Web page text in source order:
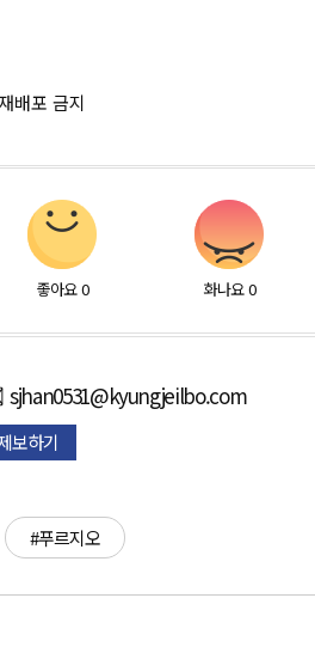
배포 금지
좋아요 0 화나요 0
sjhan0531@kyungjeilbo.com
보하기
#푸르지오